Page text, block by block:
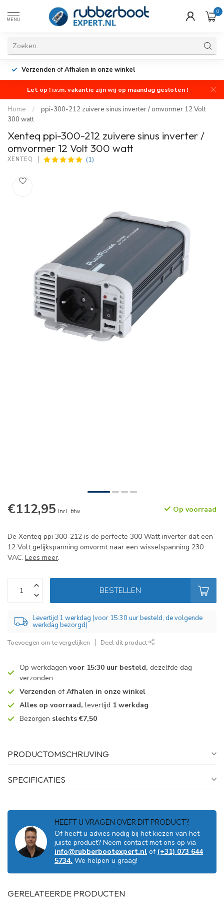
MENU
0
Verzenden ofAfhalen in onze winkel
Let op ! i.v.m. vakantie zijn wij op maandag gesloten !
Home /
ppi-300-212 zuivere sinus inverter / omvormer 12 Volt
300 watt
Xenteq ppi-300-212 zuivere sinus inverter /
omvormer 12 Volt 300 watt
XENTEQ (1)
€112,95 Incl. btw Op voorraad
De Xenteq ppi 300-212 is de perfecte 300 Watt inverter dat een
12 Volt gelijkspanning omvormt naar een wisselspanning 230
VAC. Lees meer.
BESTELLEN
Levertijd 1 werkdag (voor 15:30 uur besteld, de volgende
werkdag bezorgd)
Toevoegen om te vergelijken Deel dit product
Op werkdagen voor 15:30 uur besteld, dezelfde dag
verzonden
Verzenden ofAfhalen in onze winkel
Alles op voorraad, levertijd 1 werkdag
Bezorgen slechts €7,50
PRODUCTOMSCHRIJVING
SPECIFICATIES
HEEFT U VRAGEN OVER DIT PRODUCT?
Of heeft u advies nodig bij het kiezen van het
juiste product? Neem contact met ons op via
info@rubberbootexpert.nl of (+31) 073 644
5734. We helpen u graag!
GERELATEERDE PRODUCTEN